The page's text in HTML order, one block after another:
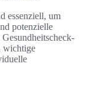
essenziell, um
potenzielle
wichtige